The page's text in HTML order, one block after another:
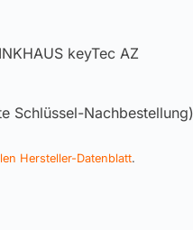
keyTec AZ
Schlüssel-Nachbestellung)
Hersteller-Datenblatt.